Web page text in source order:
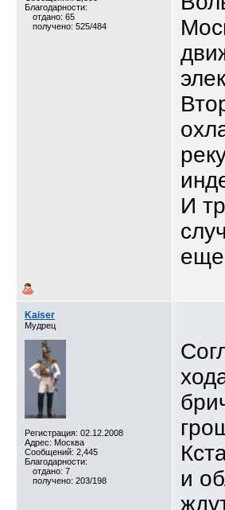
Благодарности:
отдано: 65
получено: 525/484
И
Kaiser
Мудрец
Регистрация: 02.12.2008
Адрес: Москва
Сообщений: 2,445
Благодарности:
отдано: 7
получено: 203/198
и